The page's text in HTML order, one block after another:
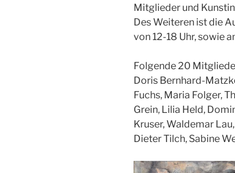
Mitglieder und
Des Weiteren ist die
von 12-18 Uhr, sowie
Folgende 20
Doris Bernhard-
Fuchs, Maria Folger,
Grein, Lilia Held,
Kruser, Waldemar
Dieter Tilch, Sabine